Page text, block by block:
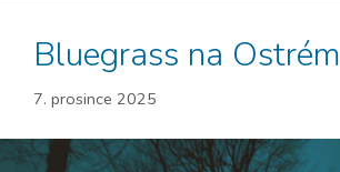
Bluegrass na Ostrém
7. prosince 2025